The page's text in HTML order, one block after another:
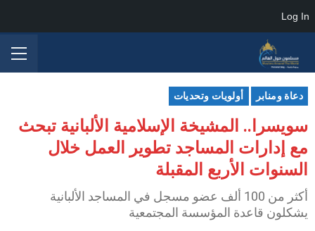
دعاة ومنابر أولويات وتحديات
سويسرا.. المشيخة الإسلامية الألبانية تبحث
مع إدارات المساجد تطوير العمل خلال
السنوات الأربع المقبلة
أكثر من 100 ألف عضو مسجل في المساجد الألبانية
يشكلون قاعدة المؤسسة المجتمعية
Log In